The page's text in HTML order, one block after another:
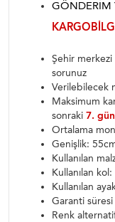
GÖNDERIM
Şehir
sorunuz
Verilebilecek
Maksimum
sonraki 7. gün
Ortalama
Genişlik:
Kullanılan
Kullanılan
Kullanılan
Garanti
Renk